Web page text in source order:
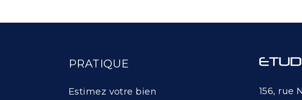
PRATIQUE
Estimez votre bien
156, rue